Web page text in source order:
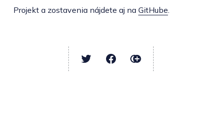
Projekt a zostavenia nájdete aj na GitHube